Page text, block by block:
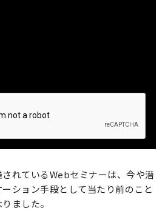
れているWebセミナーは、今や潜
ション手段として当たり前のこと
ました。